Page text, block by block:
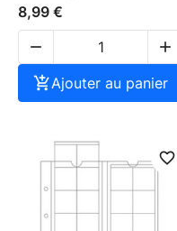
8,99 €


Ajouter au panier
favorite_border